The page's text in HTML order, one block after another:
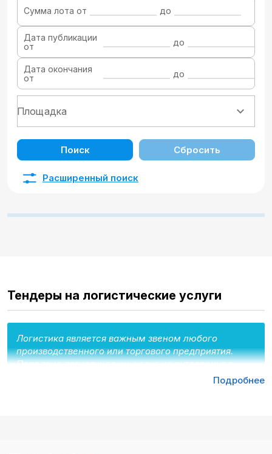
Сумма лота от до
Дата публикации
от
до
Дата окончания
от
до
Поиск Сбросить
Расширенный поиск
Тендеры на логистические услуги
Логистика является важным звеном любого
производственного или торгового предприятия.
Передача логистических услуг на аутсорсинг в
ряде случаев позволяет оптимизировать расходную
Подробнее